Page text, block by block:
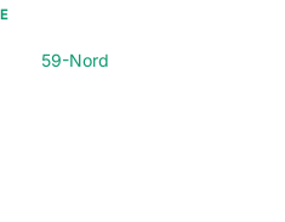
59-Nord